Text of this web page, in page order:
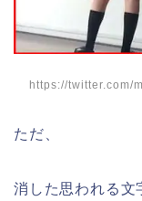
https://twitter.com/
ただ、
消した思われる文